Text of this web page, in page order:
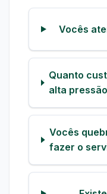
Vocês
Quanto
alta
Vocês
fazer o